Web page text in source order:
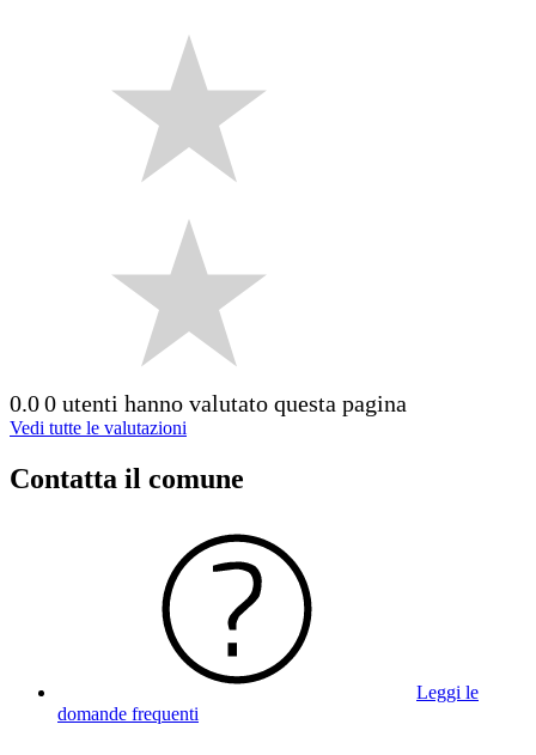
0.00 utenti hanno valutato questa pagina
Vedi tutte le valutazioni
Contatta il comune
Leggi le
domande frequenti